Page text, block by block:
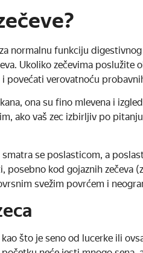
normalnu funkciju
Ukoliko zečevima
povećati verovatnoću
ona su fino mlevena i
ako vaš zec izbirljiv po
se poslasticom, a
posebno kod gojaznih zečeva
svežim povrćem i
što je seno od lucerke ili